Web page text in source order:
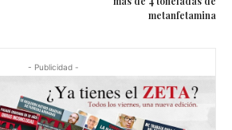
metanfetamina
- Publicidad -